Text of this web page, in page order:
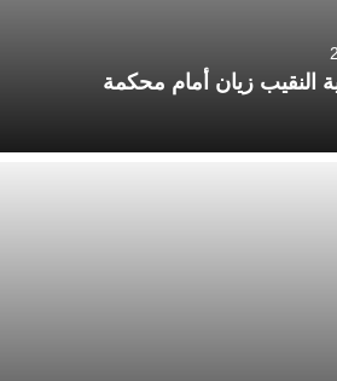
النقيب زيان أمام محكمة